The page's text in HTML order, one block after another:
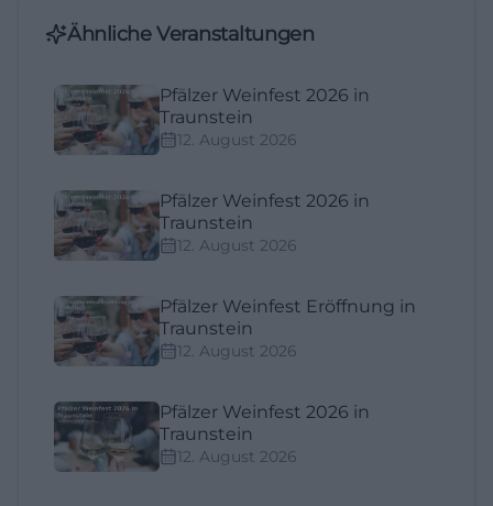
Ähnliche Veranstaltungen
Pfälzer Weinfest 2026 in
Traunstein
12. August 2026
Pfälzer Weinfest 2026 in
Traunstein
12. August 2026
Pfälzer Weinfest Eröffnung in
Traunstein
12. August 2026
Pfälzer Weinfest 2026 in
Traunstein
12. August 2026